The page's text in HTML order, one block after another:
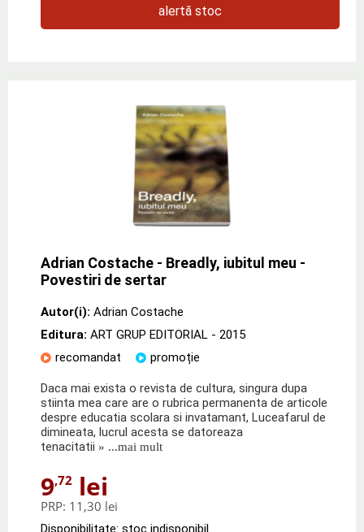
alertă stoc
Adrian Costache - Breadly, iubitul meu -
Povestiri de sertar
Autor(i): Adrian Costache
Editura: ART GRUP EDITORIAL - 2015
recomandat
promoție
Daca mai exista o revista de cultura, singura dupa
stiinta mea care are o rubrica permanenta de articole
despre educatia scolara si invatamant, Luceafarul de
dimineata, lucrul acesta se datoreaza
tenacitatii » ...mai mult
9,72 lei
PRP: 11,30 lei
Disponibilitate: stoc indisponibil